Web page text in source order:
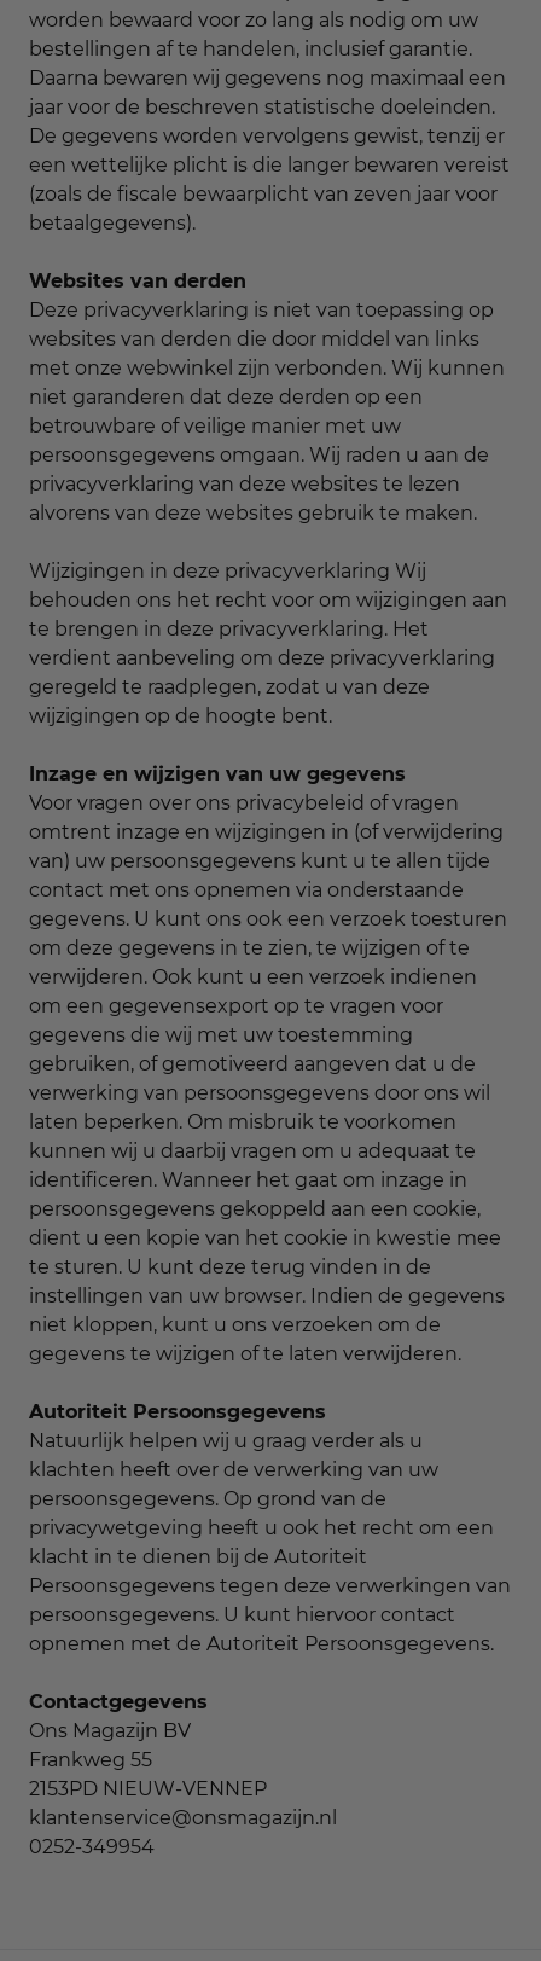
worden bewaard voor zo lang als nodig om uw
bestellingen af te handelen, inclusief garantie.
Daarna bewaren wij gegevens nog maximaal een
jaar voor de beschreven statistische doeleinden.
De gegevens worden vervolgens gewist, tenzij er
een wettelijke plicht is die langer bewaren vereist
(zoals de fiscale bewaarplicht van zeven jaar voor
betaalgegevens).
Websites van derden
Deze privacyverklaring is niet van toepassing op
websites van derden die door middel van links
met onze webwinkel zijn verbonden. Wij kunnen
niet garanderen dat deze derden op een
betrouwbare of veilige manier met uw
persoonsgegevens omgaan. Wij raden u aan de
privacyverklaring van deze websites te lezen
alvorens van deze websites gebruik te maken.
Wijzigingen in deze privacyverklaring Wij
behouden ons het recht voor om wijzigingen aan
te brengen in deze privacyverklaring. Het
verdient aanbeveling om deze privacyverklaring
geregeld te raadplegen, zodat u van deze
wijzigingen op de hoogte bent.
Inzage en wijzigen van uw gegevens
Voor vragen over ons privacybeleid of vragen
omtrent inzage en wijzigingen in (of verwijdering
van) uw persoonsgegevens kunt u te allen tijde
contact met ons opnemen via onderstaande
gegevens. U kunt ons ook een verzoek toesturen
om deze gegevens in te zien, te wijzigen of te
verwijderen. Ook kunt u een verzoek indienen
om een gegevensexport op te vragen voor
gegevens die wij met uw toestemming
gebruiken, of gemotiveerd aangeven dat u de
verwerking van persoonsgegevens door ons wil
laten beperken. Om misbruik te voorkomen
kunnen wij u daarbij vragen om u adequaat te
identificeren. Wanneer het gaat om inzage in
persoonsgegevens gekoppeld aan een cookie,
dient u een kopie van het cookie in kwestie mee
te sturen. U kunt deze terug vinden in de
instellingen van uw browser. Indien de gegevens
niet kloppen, kunt u ons verzoeken om de
gegevens te wijzigen of te laten verwijderen.
Autoriteit Persoonsgegevens
Natuurlijk helpen wij u graag verder als u
klachten heeft over de verwerking van uw
persoonsgegevens. Op grond van de
privacywetgeving heeft u ook het recht om een
klacht in te dienen bij de Autoriteit
Persoonsgegevens tegen deze verwerkingen van
persoonsgegevens. U kunt hiervoor contact
opnemen met de Autoriteit Persoonsgegevens.
Contactgegevens
Ons Magazijn BV
Frankweg 55
2153PD NIEUW-VENNEP
klantenservice@onsmagazijn.nl
0252-349954